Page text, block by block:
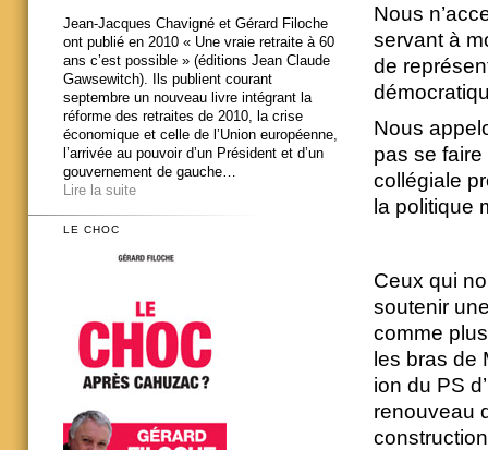
Nous
servant à
de
Nous
pas se
collégiale
la politique
Ceux qui
soutenir
comme
les bras de
ion du PS
renouveau
Jean-Jacques Chavigné et Gérard Filoche
ont publié en 2010 « Une vraie retraite à 60
ans c’est possible » (éditions Jean Claude
Gawsewitch). Ils publient courant
septembre un nouveau livre intégrant la
réforme des retraites de 2010, la crise
économique et celle de l’Union européenne,
l’arrivée au pouvoir d’un Président et d’un
gouvernement de gauche…
Lire la suite
LE CHOC